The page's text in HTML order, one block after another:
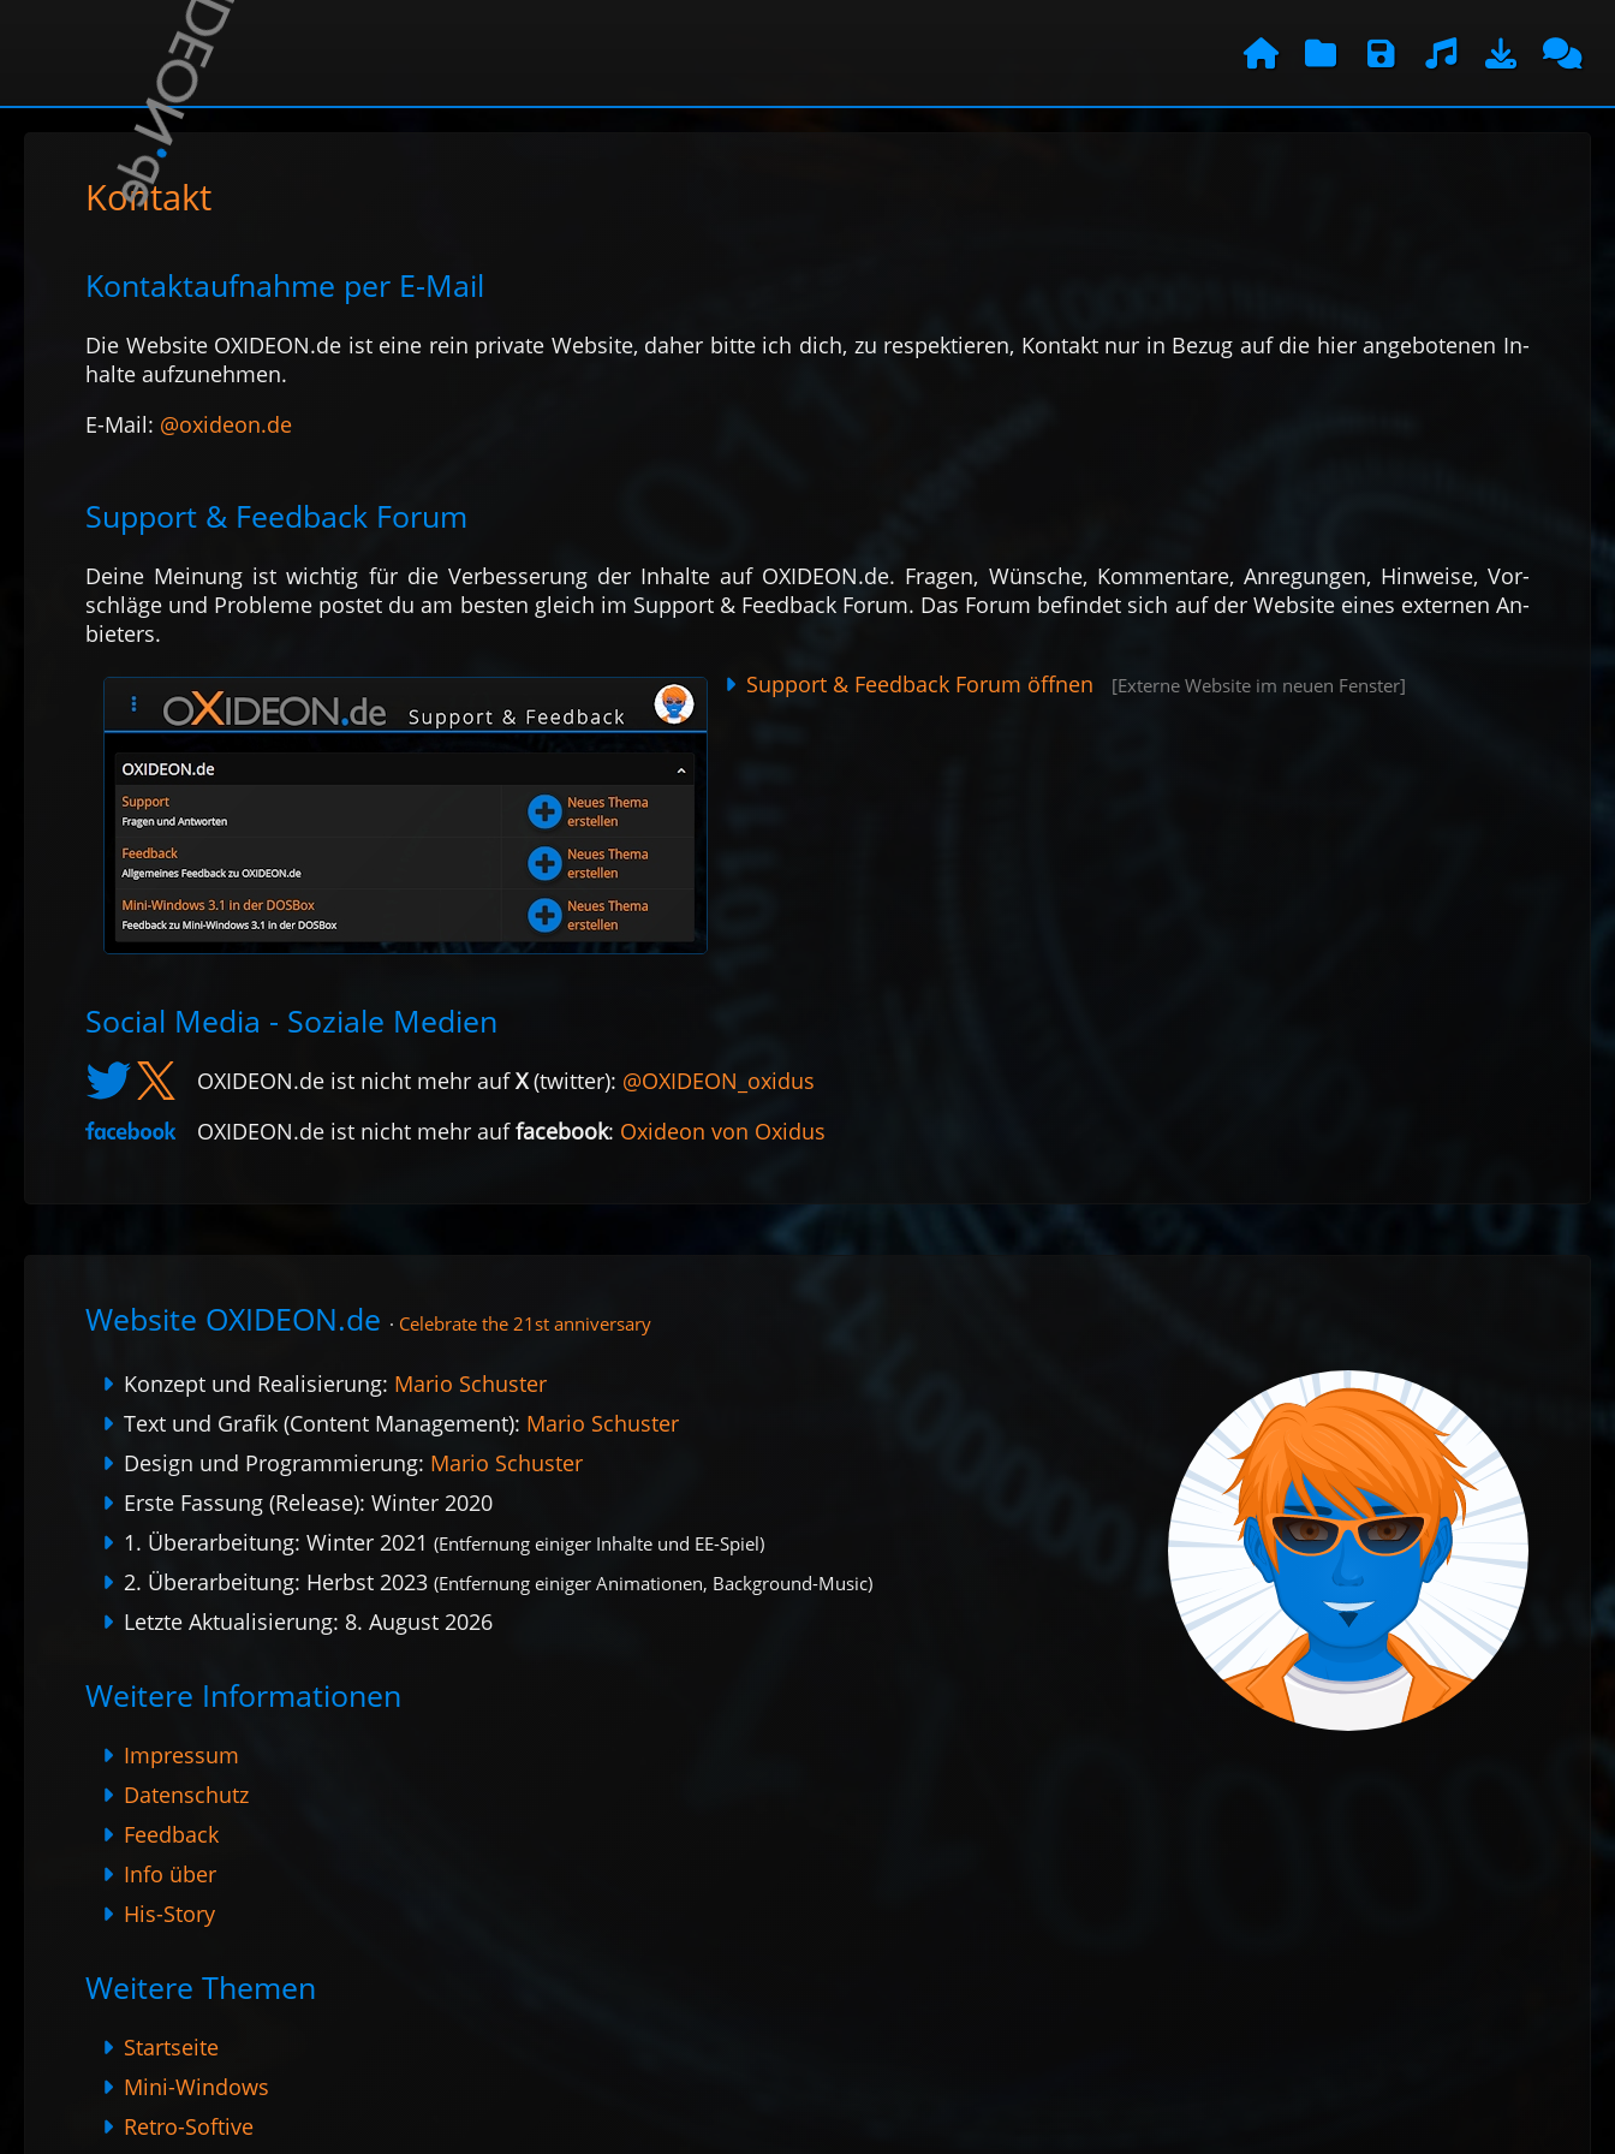
Kontakt
Kontaktauf­nahme per E-Mail
Die Web­site OXIDEON.de ist eine rein pri­vate Web­site, daher bitte ich dich, zu res­pek­tieren, Kon­takt nur in Be­zug auf die hier an­gebo­tenen In­
halte auf­zu­nehmen.
E-Mail: @oxideon.de
Support & Feedback Forum
Deine Meinung ist wich­tig für die Ver­bes­serung der Inhalte auf OXIDEON.de. Fragen, Wünsche, Kom­men­tare, An­regungen, Hin­weise, Vor­
schläge und Pro­bleme postet du am besten gleich im Sup­port & Feed­back Forum. Das Forum be­fin­det sich auf der Web­site eines ex­ter­nen An­
bie­ters.
Support & Feedback Forum öffnen
[Externe Web­site im neuen Fenster]
Social Media - Soziale Medien
OXIDEON.de ist nicht mehr aufX(twitter): @OXIDEON_oxidus
OXIDEON.de ist nicht mehr auffacebook: Oxideon von Oxidus
Website OXIDEON.de · Celebrate the 21st anniversary
Konzept und Realisierung: Mario Schuster
Text und Grafik (Content Management): Mario Schuster
Design und Programmierung: Mario Schuster
Erste Fassung (Release): Winter 2020
1. Überarbeitung: Winter 2021 (Entfernung einiger Inhalte und EE-Spiel)
2. Überarbeitung: Herbst 2023 (Entfernung einiger Animationen, Background-Music)
Letzte Aktualisierung: 8. August 2026
Weitere Informationen
Impressum
Datenschutz
Feedback
Info über
His-Story
Weitere Themen
Startseite
Mini-Windows
Retro-Softive
     